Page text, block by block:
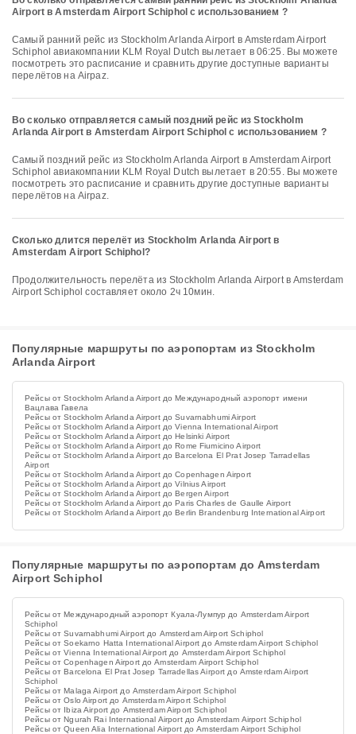
Airport в Amsterdam Airport Schiphol с использованием ?
Самый ранний рейс из Stockholm Arlanda Airport в Amsterdam Airport
Schiphol авиакомпании KLM Royal Dutch вылетает в 06:25. Вы можете
посмотреть это расписание и сравнить другие доступные варианты
перелётов на Airpaz.
Во сколько отправляется самый поздний рейс из Stockholm
Arlanda Airport в Amsterdam Airport Schiphol с использованием ?
Самый поздний рейс из Stockholm Arlanda Airport в Amsterdam Airport
Schiphol авиакомпании KLM Royal Dutch вылетает в 20:55. Вы можете
посмотреть это расписание и сравнить другие доступные варианты
перелётов на Airpaz.
Сколько длится перелёт из Stockholm Arlanda Airport в
Amsterdam Airport Schiphol?
Продолжительность перелёта из Stockholm Arlanda Airport в Amsterdam
Airport Schiphol составляет около 2ч 10мин.
Популярные маршруты по аэропортам из Stockholm
Arlanda Airport
Рейсы от Stockholm Arlanda Airport до Международный аэропорт имени
Вацлава Гавела
Рейсы от Stockholm Arlanda Airport до Suvarnabhumi Airport
Рейсы от Stockholm Arlanda Airport до Vienna International Airport
Рейсы от Stockholm Arlanda Airport до Helsinki Airport
Рейсы от Stockholm Arlanda Airport до Rome Fiumicino Airport
Рейсы от Stockholm Arlanda Airport до Barcelona El Prat Josep Tarradellas
Airport
Рейсы от Stockholm Arlanda Airport до Copenhagen Airport
Рейсы от Stockholm Arlanda Airport до Vilnius Airport
Рейсы от Stockholm Arlanda Airport до Bergen Airport
Рейсы от Stockholm Arlanda Airport до Paris Charles de Gaulle Airport
Рейсы от Stockholm Arlanda Airport до Berlin Brandenburg International Airport
Популярные маршруты по аэропортам до Amsterdam
Airport Schiphol
Рейсы от Международный аэропорт Куала-Лумпур до Amsterdam Airport
Schiphol
Рейсы от Suvarnabhumi Airport до Amsterdam Airport Schiphol
Рейсы от Soekarno Hatta International Airport до Amsterdam Airport Schiphol
Рейсы от Vienna International Airport до Amsterdam Airport Schiphol
Рейсы от Copenhagen Airport до Amsterdam Airport Schiphol
Рейсы от Barcelona El Prat Josep Tarradellas Airport до Amsterdam Airport
Schiphol
Рейсы от Malaga Airport до Amsterdam Airport Schiphol
Рейсы от Oslo Airport до Amsterdam Airport Schiphol
Рейсы от Ibiza Airport до Amsterdam Airport Schiphol
Рейсы от Ngurah Rai International Airport до Amsterdam Airport Schiphol
Рейсы от Queen Alia International Airport до Amsterdam Airport Schiphol